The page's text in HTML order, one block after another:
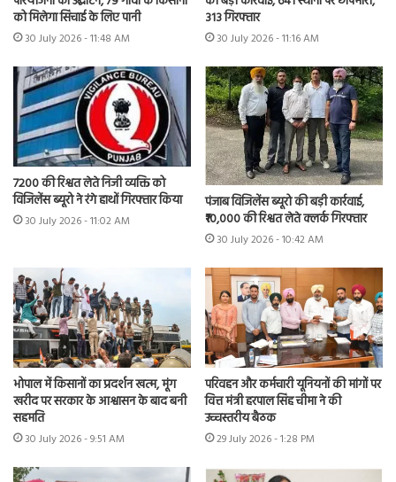
को मिलेगा सिंचाई के लिए पानी
30 July 2026 - 11:48 AM
313 गिरफ्तार
30 July 2026 - 11:16 AM
7200 की रिश्वत लेते निजी व्यक्ति को
विजिलेंस ब्यूरो ने रंगे हाथों गिरफ्तार किया
30 July 2026 - 11:02 AM
पंजाब विजिलेंस ब्यूरो की बड़ी कार्रवाई,
₹10,000 की रिश्वत लेते क्लर्क गिरफ्तार
30 July 2026 - 10:42 AM
भोपाल में किसानों का प्रदर्शन खत्म, मूंग
खरीद पर सरकार के आश्वासन के बाद बनी
सहमति
30 July 2026 - 9:51 AM
परिवहन और कर्मचारी यूनियनों की मांगों पर
वित्त मंत्री हरपाल सिंह चीमा ने की
उच्चस्तरीय बैठक
29 July 2026 - 1:28 PM